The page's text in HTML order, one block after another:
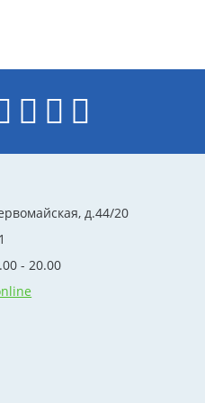
д.44/20
- 20.00